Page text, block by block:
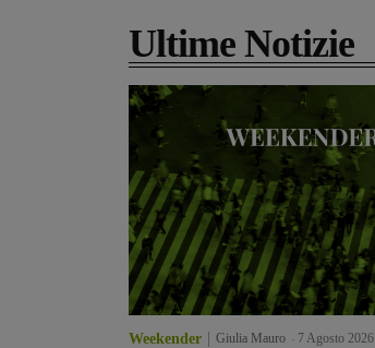
Ultime Notizie
Weekender Giulia Mauro 7 Agosto 2026